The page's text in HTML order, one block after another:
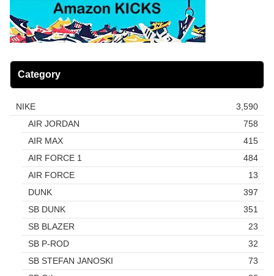
Category
NIKE
3,590
AIR JORDAN
758
AIR MAX
415
AIR FORCE 1
484
AIR FORCE
13
DUNK
397
SB DUNK
351
SB BLAZER
23
SB P-ROD
32
SB STEFAN JANOSKI
73